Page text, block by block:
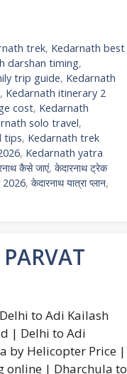
trek, Kedarnath best
darshan timing,
trip guide, Kedarnath
, Kedarnath itinerary 2
cost, Kedarnath
solo travel,
tips, Kedarnath trek
, Kedarnath yatra
कैसे जाएं, केदारनाथ ट्रेक
2026, केदारनाथ यात्रा प्लान,
to Adi Kailash
| Delhi to Adi
by Helicopter Price |
online | Dharchula to